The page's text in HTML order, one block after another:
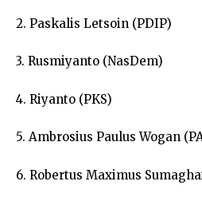
2. Paskalis Letsoin (PDIP)
3. Rusmiyanto (NasDem)
4. Riyanto (PKS)
5. Ambrosius Paulus Wogan
6. Robertus Maximus